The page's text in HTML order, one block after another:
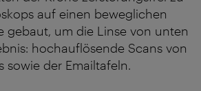
auf einen beweglichen
gebaut, um die Linse von unten
hochauflösende Scans von
sowie der Emailtafeln.